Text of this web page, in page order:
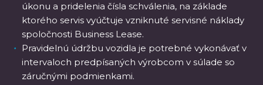
úkonu a pridelenia čísla schválenia, na základe
ktorého servis vyúčtuje vzniknuté servisné náklady
spoločnosti Business Lease.
Pravidelnú údržbu vozidla je potrebné vykonávať v
intervaloch predpísaných výrobcom v súlade so
záručnými podmienkami.